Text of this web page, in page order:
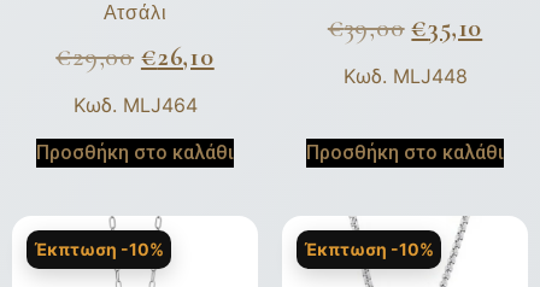
Ατσάλι
€29,00 €26,10
Κωδ. MLJ464
Προσθήκη στο καλάθι
€39,00 €35,10
Κωδ. MLJ448
Προσθήκη στο καλάθι
Έκπτωση -10% Έκπτωση -10%